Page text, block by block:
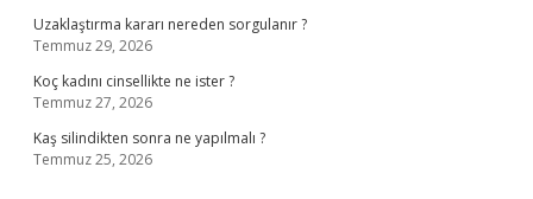
Uzaklaştırma kararı nereden sorgulanır ?
Temmuz 29, 2026
Koç kadını cinsellikte ne ister ?
Temmuz 27, 2026
Kaş silindikten sonra ne yapılmalı ?
Temmuz 25, 2026